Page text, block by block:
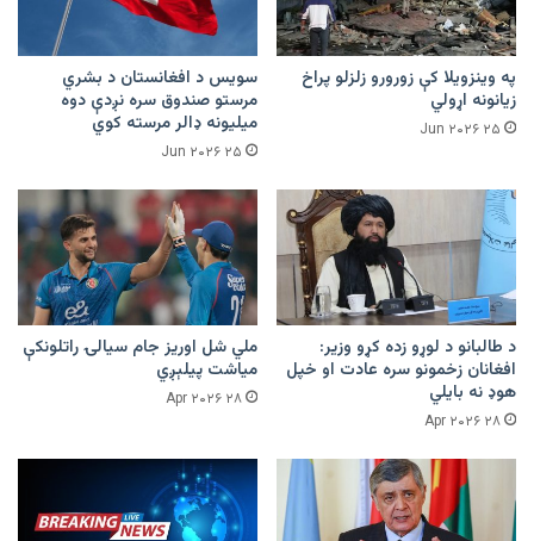
په وینزویلا کې زورورو زلزلو پراخ
زیانونه اړولي
۲۵ Jun ۲۰۲۶
سویس د افغانستان د بشري
مرستو صندوق سره نږدې دوه
میلیونه ډالر مرسته کوي
۲۵ Jun ۲۰۲۶
د طالبانو د لوړو زده کړو وزیر:
افغانان زخمونو سره عادت او خپل
هوډ نه بایلي
۲۸ Apr ۲۰۲۶
ملي شل اوریز جام سیالۍ راتلونکې
میاشت پیلېږي
۲۸ Apr ۲۰۲۶